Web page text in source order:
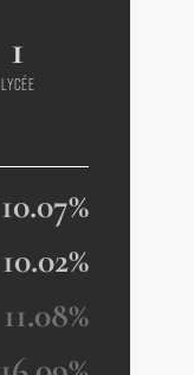
1
LYCÉE
10.07%
10.02%
11.08%